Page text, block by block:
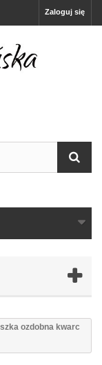
Zaloguj się
ozdobna kwarc